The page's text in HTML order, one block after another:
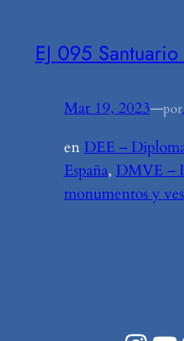
EJ 095
Mar 19, 2023—por
en DEE –
España, DMVE –
monumentos y